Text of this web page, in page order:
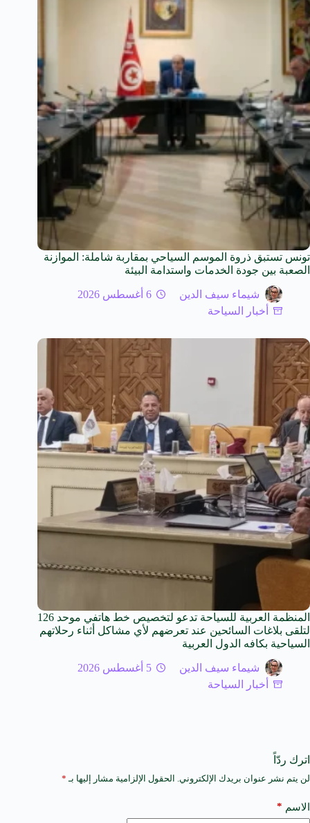
تونس تستبق ذروة الموسم السياحي بمقاربة شاملة: الموازنة
الصعبة بين جودة الخدمات واستدامة البيئة
شيماء سيف الدين
6 أغسطس 2026
أخبار السياحة
المنظمة العربية للسياحة تدعو لتخصيص خط هاتفي موحد 126
لتلقى بلاغات السائحين عند تعرضهم لأي مشاكل أثناء رحلاتهم
السياحية بكافه الدول العربية
شيماء سيف الدين
5 أغسطس 2026
أخبار السياحة
اترك ردّاً
لن يتم نشر عنوان بريدك الإلكتروني. الحقول الإلزامية مشار إليها بـ *
الاسم *
A
t
e